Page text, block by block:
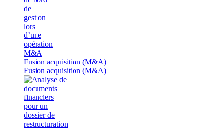
Fusion acquisition (M&A)
Fusion acquisition (M&A)